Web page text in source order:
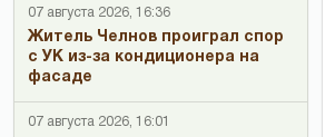
07 августа 2026, 16:36
Житель Челнов проиграл спор
с УК из-за кондиционера на
фасаде
07 августа 2026, 16:01